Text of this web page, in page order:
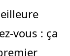
vous : ça